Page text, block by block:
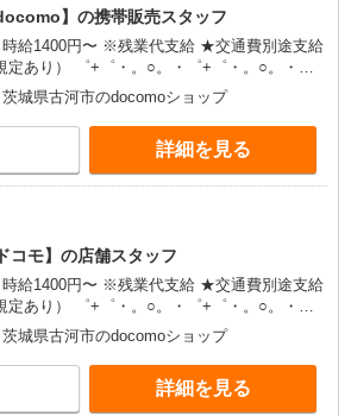
】の携帯販売スタッフ
時給1400円〜 ※残業代支給 ★交通費別途支給
） ゜+゜・。○。・゜+゜・。○。・゜
社祝い金10万円支給(規定有) お友達を紹介
, インセンティブ支給(規定有) ★月2回払
週払い可能（規程有）★ ゜・。○。・゜
。○。・゜+゜
茨城県古河市のdocomoショップ
詳細を見る
コモ】の店舗スタッフ
時給1400円〜 ※残業代支給 ★交通費別途支給
） ゜+゜・。○。・゜+゜・。○。・゜
社祝い金10万円支給(規定有) お友達を紹介
, インセンティブ支給(規定有) ★月2回払
週払い可能（規程有）★ ゜・。○。・゜
。○。・゜+゜
茨城県古河市のdocomoショップ
詳細を見る